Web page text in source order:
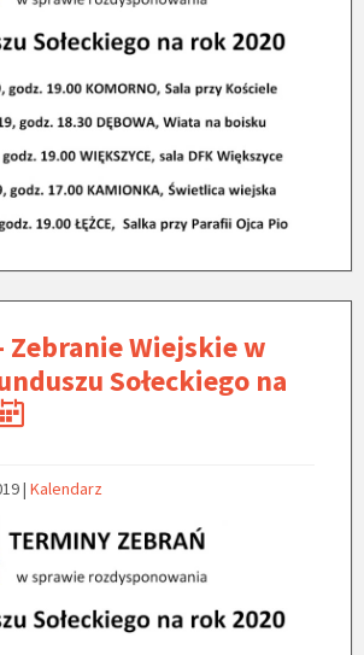
Zebranie Wiejskie w
Sołeckiego na
| Kalendarz